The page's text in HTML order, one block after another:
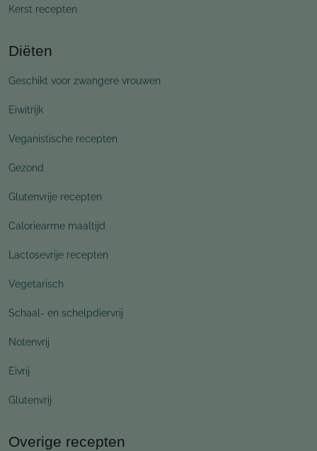
Kerst recepten
Diëten
Geschikt voor zwangere vrouwen
Eiwitrijk
Veganistische recepten
Gezond
Glutenvrije recepten
Caloriearme maaltijd
Lactosevrije recepten
Vegetarisch
Schaal- en schelpdiervrij
Notenvrij
Eivrij
Glutenvrij
Overige recepten